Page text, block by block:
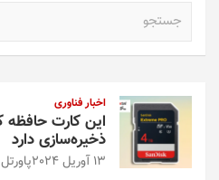
اخبار فناوری
ذخیره‌سازی دارد
13 آوریل 2024 پاورتل